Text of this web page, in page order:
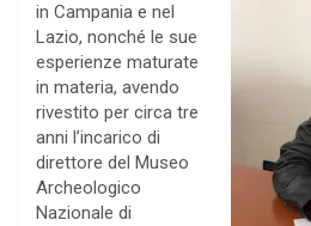
in Campania e nel
Lazio, nonché le sue
esperienze maturate
in materia, avendo
rivestito per circa tre
anni l’incarico di
direttore del Museo
Archeologico
Nazionale di